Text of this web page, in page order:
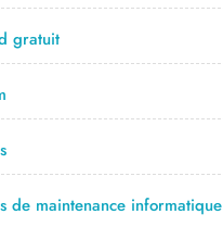
gratuit
de maintenance informatique